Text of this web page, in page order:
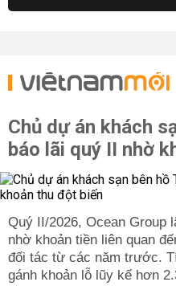
Chủ dự án khách
báo lãi quý II nhờ
Quý II/2026, Ocean Group
nhờ khoản tiền liên quan
đối tác từ các năm trước.
gánh khoản lỗ lũy kế hơn